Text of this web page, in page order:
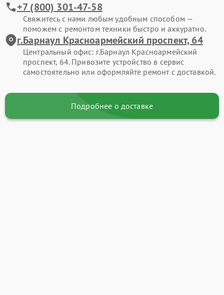
+7 (800) 301-47-58
Свяжитесь с нами любым удобным способом —
поможем с ремонтом техники быстро и аккуратно.
г.Барнаул Красноармейский проспект, 64
Центральный офис: г.Барнаул Красноармейский
проспект, 64. Привозите устройство в сервис
самостоятельно или оформляйте ремонт с доставкой.
Подробнее о доставке